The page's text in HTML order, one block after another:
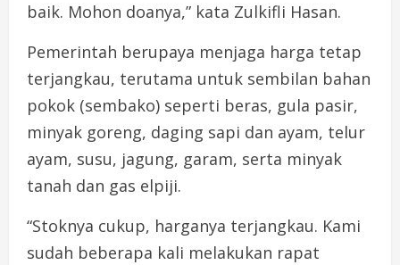
baik. Mohon doanya,” kata Zulkifli Hasan.
Pemerintah berupaya menjaga harga tetap
terjangkau, terutama untuk sembilan bahan
pokok (sembako) seperti beras, gula pasir,
minyak goreng, daging sapi dan ayam, telur
ayam, susu, jagung, garam, serta minyak
tanah dan gas elpiji.
“Stoknya cukup, harganya terjangkau. Kami
sudah beberapa kali melakukan rapat